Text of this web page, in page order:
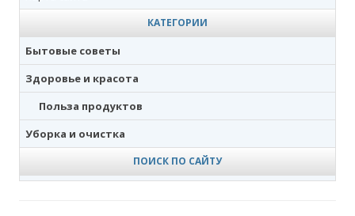
КАТЕГОРИИ
Бытовые советы
Здоровье и красота
Польза продуктов
Уборка и очистка
ПОИСК ПО САЙТУ